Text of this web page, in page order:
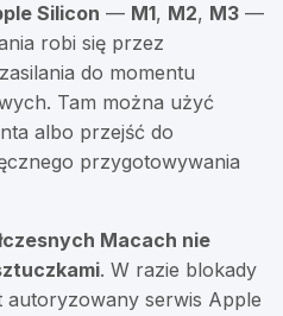
Silicon — M1, M2, M3 —
robi się przez
do momentu
Tam można użyć
albo przejść do
przygotowywania
Macach nie
. W razie blokady
serwis Apple